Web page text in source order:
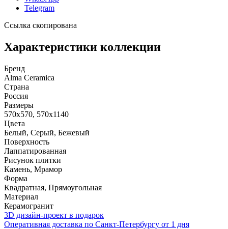
Telegram
Ссылка скопирована
Характеристики коллекции
Бренд
Alma Ceramica
Страна
Россия
Размеры
570x570, 570x1140
Цвета
Белый, Серый, Бежевый
Поверхность
Лаппатированная
Рисунок плитки
Камень, Мрамор
Форма
Квадратная, Прямоугольная
Материал
Керамогранит
3D дизайн-проект в подарок
Оперативная доставка по Санкт-Петербургу от 1 дня